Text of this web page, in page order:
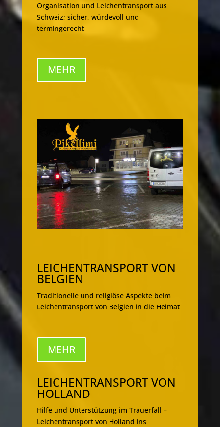
Organisation und Leichentransport aus
Schweiz; sicher, würdevoll und
termingerecht
MEHR
LEICHENTRANSPORT VON
BELGIEN
Traditionelle und religiöse Aspekte beim
Leichentransport von Belgien in die Heimat
MEHR
LEICHENTRANSPORT VON
HOLLAND
Hilfe und Unterstützung im Trauerfall –
Leichentransport von Holland ins